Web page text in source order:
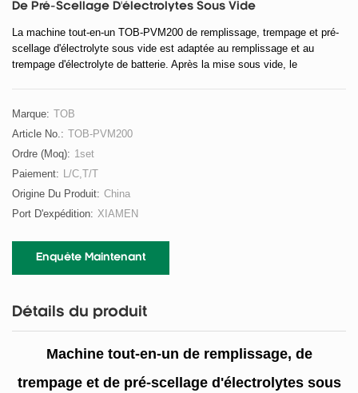
De Pré-Scellage D'électrolytes Sous Vide
La machine tout-en-un TOB-PVM200 de remplissage, trempage et pré-
scellage d'électrolyte sous vide est adaptée au remplissage et au
trempage d'électrolyte de batterie. Après la mise sous vide, le
ensuite effectué par pressage à chaud.
Marque: TOB
Article No.: TOB-PVM200
Ordre (moq): 1set
Paiement: L/C,T/T
Origine Du Produit: China
Port D'expédition: XIAMEN
Enquête Maintenant
Détails du produit
Machine tout-en-un de remplissage, de
trempage et de pré-scellage d'électrolytes sous